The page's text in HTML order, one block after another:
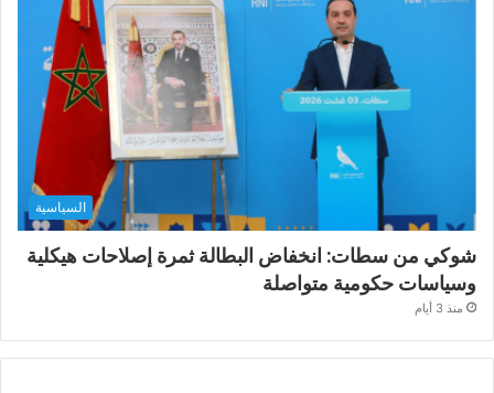
السياسية
شوكي من سطات: انخفاض البطالة ثمرة إصلاحات هيكلية
وسياسات حكومية متواصلة
منذ 3 أيام